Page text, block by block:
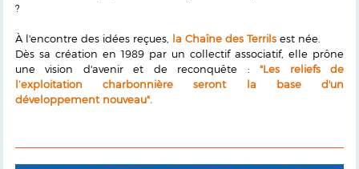
?
À l'encontre des idées reçues, la Chaîne des Terrilsest née.
Dès sa création en 1989 par un collectif associatif, elle prône
une vision d'avenir et de reconquête :"Les reliefs de
l’exploitation charbonnière seront la base d'un
développement nouveau".